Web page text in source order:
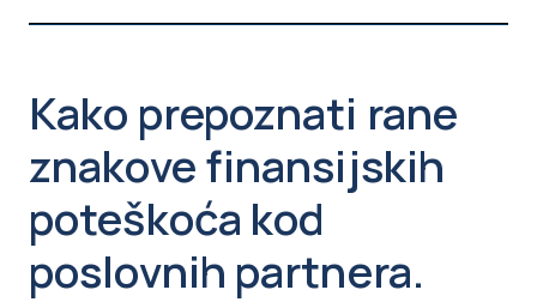
Kako prepoznati rane
znakove finansijskih
poteškoća kod
poslovnih partnera.